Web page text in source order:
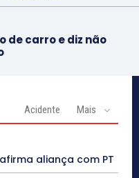
de carro e diz não
Acidente Mais
aliança com PT